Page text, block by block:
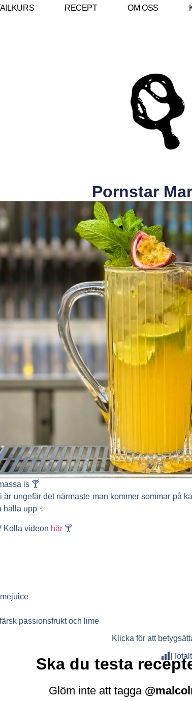
RECEPT OM OSS
Pornstar
is 🍸
är ungefär det närmaste man kommer sommar på
hälla upp ✨
Kolla videon här 🍸
passionsfrukt och lime
Klicka för att
Ska du testa
Glöm inte att tagga